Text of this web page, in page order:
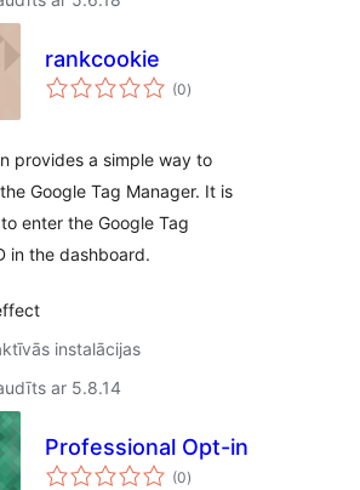
rankcookie
(0vērtējumu
kopsumma
)
provides a simple way to
Google Tag Manager. It is
enter the Google Tag
in the dashboard.
instalācijas
ar 5.8.14
Professional Opt-in
(0vērtējumu
kopsumma
)